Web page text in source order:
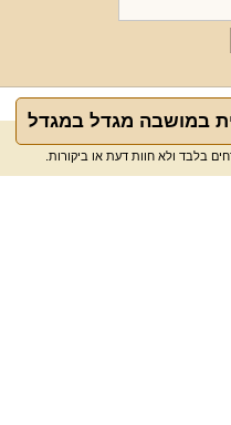
במושבה מגדל במגדל